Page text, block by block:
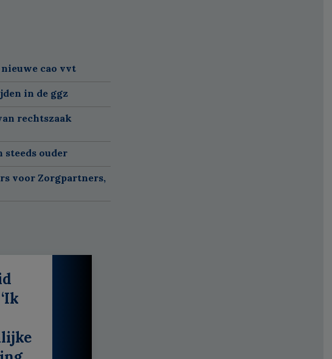
nieuwe cao vvt
in de ggz
rechtszaak
ouder
voor Zorgpartners,